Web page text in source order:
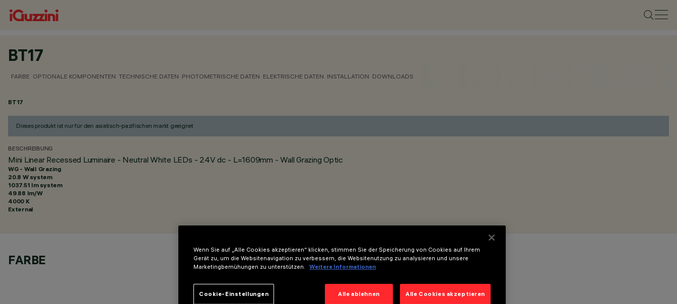
BT17
FARBE OPTIONALE KOMPONENTEN TECHNISCHE DATEN PHOTOMETRISCHE DATEN ELEKTRISCHE DATEN INSTALLATION DOWNLOADS
BT17
Dieses produkt ist nur für den asiatisch-pazifischen markt geeignet
BESCHREIBUNG
Mini Linear Recessed Luminaire - Neutral White LEDs - 24V dc - L=1609mm - Wall Grazing Optic
WG - Wall Grazing
20.8 W system
1037.51 lm system
49.88 lm/W
4000 K
External
FARBE
Wenn Sie auf „Alle Cookies akzeptieren“ klicken, stimmen Sie der Speicherung von Cookies auf Ihrem
Gerät zu, um die Websitenavigation zu verbessern, die Websitenutzung zu analysieren und unsere
Marketingbemühungen zu unterstützen.
Weitere Informationen
Alle ablehnen Alle Cookies akzeptieren
Cookie-Einstellungen